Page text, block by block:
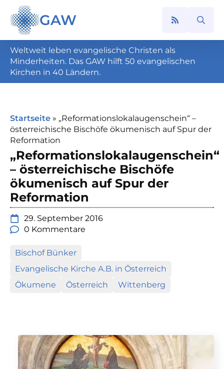
GAW
Search
Weltweit leben evangelische Christen als
Minderheiten. Das GAW hilft 50 evangelischen
Kirchen in 40 Ländern.
Startseite » „Reformationslokalaugenschein“ –
österreichische Bischöfe ökumenisch auf Spur der
Reformation
„Reformationslokalaugenschein“
– österreichische Bischöfe
ökumenisch auf Spur der
Reformation
29. September 2016
0 Kommentare
Bischof Bünker
Evangelische Kirche A.B. in Österreich
Ökumene
Österreich Wittenberg